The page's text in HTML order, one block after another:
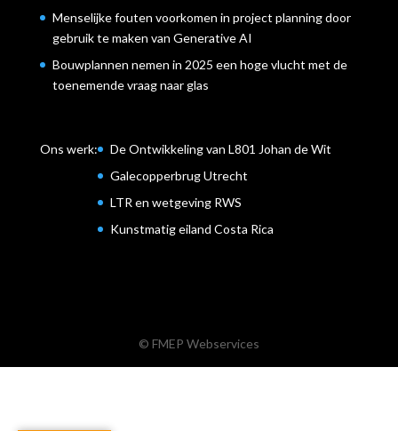
Menselijke fouten voorkomen in project planning door
gebruik te maken van Generative AI
Bouwplannen nemen in 2025 een hoge vlucht met de
toenemende vraag naar glas
Ons werk:
De Ontwikkeling van L801 Johan de Wit
Galecopperbrug Utrecht
LTR en wetgeving RWS
Kunstmatig eiland Costa Rica
© FMEP Webservices